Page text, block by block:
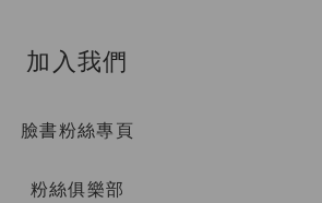
加入我們
臉書粉絲專頁
粉絲俱樂部